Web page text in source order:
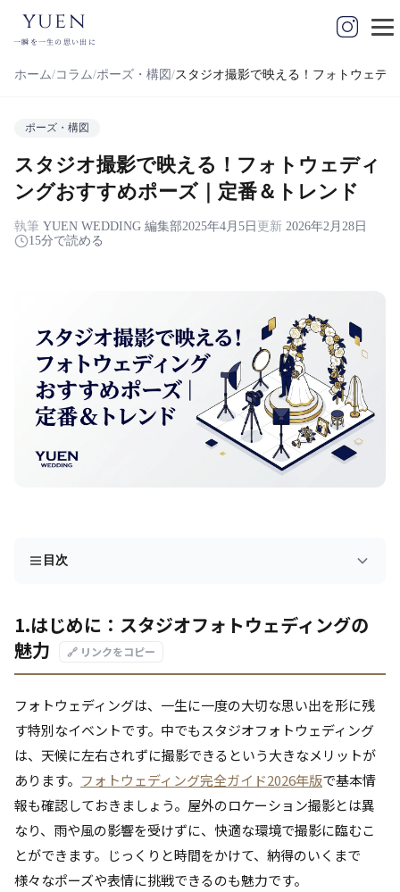
yuen
一瞬を一生の思い出に
ホーム コラム ポーズ・構図 スタジオ撮影で映える！フォトウェデ
ポーズ・構図
スタジオ撮影で映える！フォトウェディ
ングおすすめポーズ｜定番＆トレンド
執筆 YUEN WEDDING 編集部2025年4月5日 更新 2026年2月28日
15分で読める
目次
1.はじめに：スタジオフォトウェディングの
魅力
🔗 リンクをコピー
フォトウェディングは、一生に一度の大切な思い出を形に残
す特別なイベントです。中でもスタジオフォトウェディング
は、天候に左右されずに撮影できるという大きなメリットが
あります。 フォトウェディング完全ガイド2026年版で基本情
報も確認しておきましょう。屋外のロケーション撮影とは異
なり、雨や風の影響を受けずに、快適な環境で撮影に臨むこ
とができます。じっくりと時間をかけて、納得のいくまで
様々なポーズや表情に挑戦できるのも魅力です。